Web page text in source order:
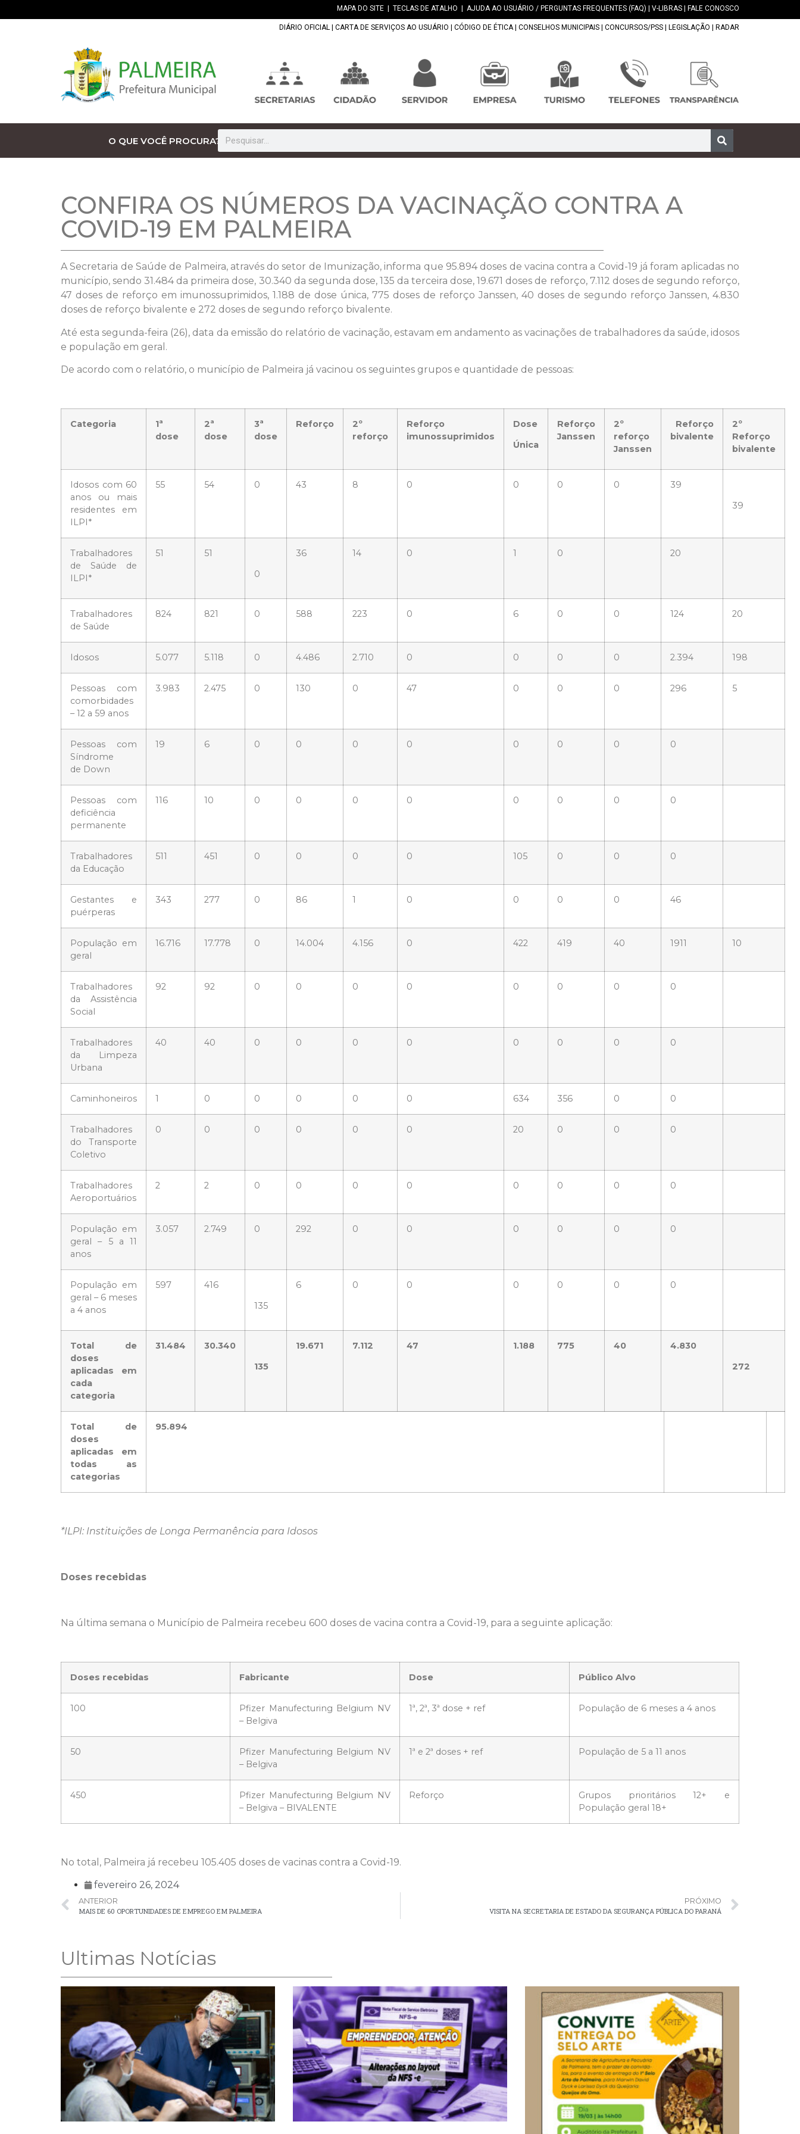
MAPA DO SITE TECLAS DE ATALHO AJUDA AO USUÁRIO / PERGUNTAS FREQUENTES (FAQ) V-LIBRAS FALE CONOSCO
DIÁRIO OFICIAL CARTA DE SERVIÇOS AO USUÁRIO CÓDIGO DE ÉTICA| CONSELHOS MUNICIPAIS CONCURSOS/PSS LEGISLAÇÃO RADAR
O QUE VOCÊ PROCURA?
CONFIRA OS NÚMEROS DA VACINAÇÃO CONTRA A
COVID-19 EM PALMEIRA
A Secretaria de Saúde de Palmeira, através do setor de Imunização, informa que 95.894 doses de vacina contra a Covid-19 já foram aplicadas no
município, sendo 31.484 da primeira dose, 30.340 da segunda dose, 135 da terceira dose, 19.671 doses de reforço, 7.112 doses de segundo reforço,
47 doses de reforço em imunossuprimidos, 1.188 de dose única, 775 doses de reforço Janssen, 40 doses de segundo reforço Janssen, 4.830
doses de reforço bivalente e 272 doses de segundo reforço bivalente.
Até esta segunda-feira (26), data da emissão do relatório de vacinação, estavam em andamento as vacinações de trabalhadores da saúde, idosos
e população em geral.
De acordo com o relatório, o município de Palmeira já vacinou os seguintes grupos e quantidade de pessoas:
Categoria
1ª
dose
2ª
dose
3ª
dose
Reforço
2º
reforço
Reforço
imunossuprimidos
Dose
Única
Reforço
Janssen
2º
reforço
Janssen
Reforço
bivalente
2º
Reforço
bivalente
Idosos com 60
anos ou mais
residentes em
ILPI*
55 54 0 43 8 0 0 0 0
39
39
Trabalhadores
de Saúde de
ILPI*
51
51
0
36 14 0 1 0 20
Trabalhadores
de Saúde
824 821 0 588 223 0 6 0 0 124 20
Idosos 5.077 5.118 0 4.486 2.710 0 0 0 0 2.394 198
Pessoas com
comorbidades
– 12 a 59 anos
3.983 2.475 0 130 0 47 0 0 0 296 5
Pessoas com
Síndrome
de Down
19 6 0 0 0 0 0 0 0 0
Pessoas com
deficiência
permanente
116 10 0 0 0 0 0 0 0 0
Trabalhadores
da Educação
511 451 0 0 0 0 105 0 0 0
Gestantes e
puérperas
343 277 0 86 1 0 0 0 0 46
População em
geral
16.716 17.778 0 14.004 4.156 0 422 419 40 1911 10
Trabalhadores
da Assistência
Social
92 92 0 0 0 0 0 0 0 0
Trabalhadores
da Limpeza
Urbana
40 40 0 0 0 0 0 0 0 0
Caminhoneiros 1 0 0 0 0 0 634 356 0 0
Trabalhadores
do Transporte
Coletivo
0 0 0 0 0 0 20 0 0 0
Trabalhadores
Aeroportuários
2 2 0 0 0 0 0 0 0 0
População em
geral – 5 a 11
anos
3.057 2.749 0 292 0 0 0 0 0 0
População em
geral – 6 meses
a 4 anos
597
416
135
6 0 0 0 0 0 0
Total de
doses
aplicadas em
cada
categoria
31.484
30.340
135
19.671 7.112 47 1.188 775 40
4.830
272
Total de
doses
aplicadas em
todas as
categorias
95.894
*ILPI: Instituições de Longa Permanência para Idosos
Doses recebidas
Na última semana o Município de Palmeira recebeu 600 doses de vacina contra a Covid-19, para a seguinte aplicação:
Doses recebidas Fabricante Dose Público Alvo
100
Pfizer Manufecturing Belgium NV
– Belgiva
1ª, 2ª, 3ª dose + ref População de 6 meses a 4 anos
50
Pfizer Manufecturing Belgium NV
– Belgiva
1ª e 2ª doses + ref População de 5 a 11 anos
450
Pfizer Manufecturing Belgium NV
– Belgiva – BIVALENTE
Reforço
Grupos prioritários 12+ e
População geral 18+
No total, Palmeira já recebeu 105.405 doses de vacinas contra a Covid-19.
fevereiro 26, 2024
ANTERIOR
MAIS DE 60 OPORTUNIDADES DE EMPREGO EM PALMEIRA
PRÓXIMO
VISITA NA SECRETARIA DE ESTADO DA SEGURANÇA PÚBLICA DO PARANÁ
Ultimas Notícias